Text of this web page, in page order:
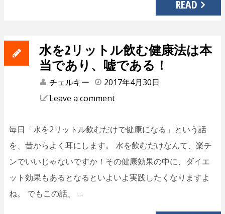
READ
水を2リットル飲む健康法は本
当であり、嘘である！
チェルキー
2017年4月30日
Leave a comment
毎日「水を2リットル飲むだけで健康になる」という話
を、昔からよく耳にします。 水を飲むだけなんて、楽チ
ンでいいじゃないですか！その健康効果の中に、ダイエ
ット効果もあるとなるといよいよ実践したくなりますよ
ね。 でもこの話、 …